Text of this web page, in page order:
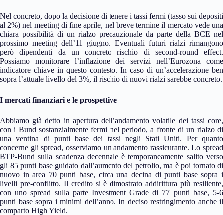
Nel concreto, dopo la decisione di tenere i tassi fermi (tasso sui depositi
al 2%) nel meeting di fine aprile, nel breve termine il mercato vede una
chiara possibilità di un rialzo precauzionale da parte della BCE nel
prossimo meeting dell’11 giugno. Eventuali futuri rialzi rimangono
però dipendenti da un concreto rischio di second-round effect.
Possiamo monitorare l’inflazione dei servizi nell’Eurozona come
indicatore chiave in questo contesto. In caso di un’accelerazione ben
sopra l’attuale livello del 3%, il rischio di nuovi rialzi sarebbe concreto.
I mercati finanziari e le prospettive
Abbiamo già detto in apertura dell’andamento volatile dei tassi core,
con i Bund sostanzialmente fermi nel periodo, a fronte di un rialzo di
una ventina di punti base dei tassi negli Stati Uniti. Per quanto
concerne gli spread, osserviamo un andamento rassicurante. Lo spread
BTP-Bund sulla scadenza decennale è temporaneamente salito verso
gli 85 punti base guidato dall’aumento del petrolio, ma è poi tornato di
nuovo in area 70 punti base, circa una decina di punti base sopra i
livelli pre-conflitto. Il credito si è dimostrato addirittura più resiliente,
con uno spread sulla parte Investment Grade di 77 punti base, 5-6
punti base sopra i minimi dell’anno. In deciso restringimento anche il
comparto High Yield.